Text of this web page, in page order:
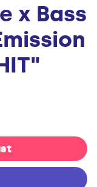
x Bass